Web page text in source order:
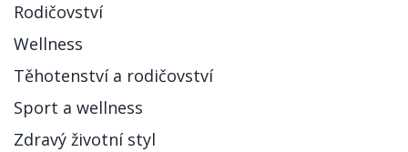
Rodičovství
Wellness
Těhotenství a rodičovství
Sport a wellness
Zdravý životní styl